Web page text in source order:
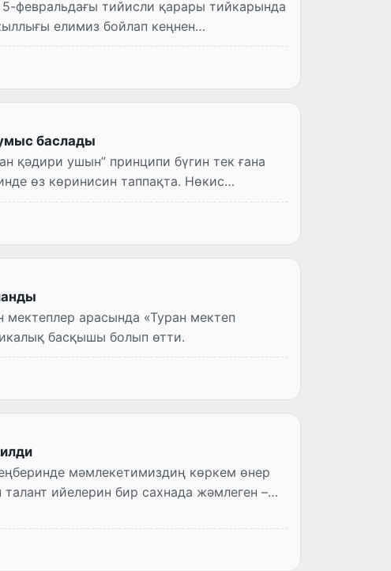
февральдағы тийисли қарары тийкарында
елимиз бойлап кеңнен
баслады
қәдири ушын” принципи бүгин тек ғана
көринисин таппақта. Нөкис
арасында «Туран мектеп
басқышы болып өтти.
мәмлекетимиздиң көркем өнер
ийелерин бир сахнада жәмлеген –